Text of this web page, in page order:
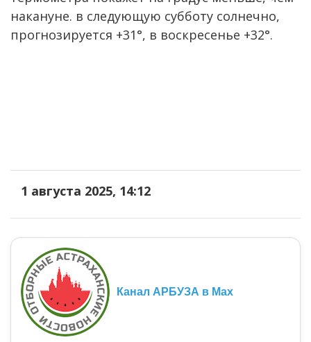
накануне. в следующую субботу солнечно,
прогнозируется +31°, в воскресенье +32°.
1 августа 2025, 14:12
Канал АРБУЗА в Max